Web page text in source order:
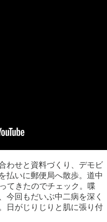
わせと資料づくり、デモビ
払いに郵便局へ散歩。道中
てきたのでチェック。喋
今回もだいぶ中二病を深く
日がじりじりと肌に張り付